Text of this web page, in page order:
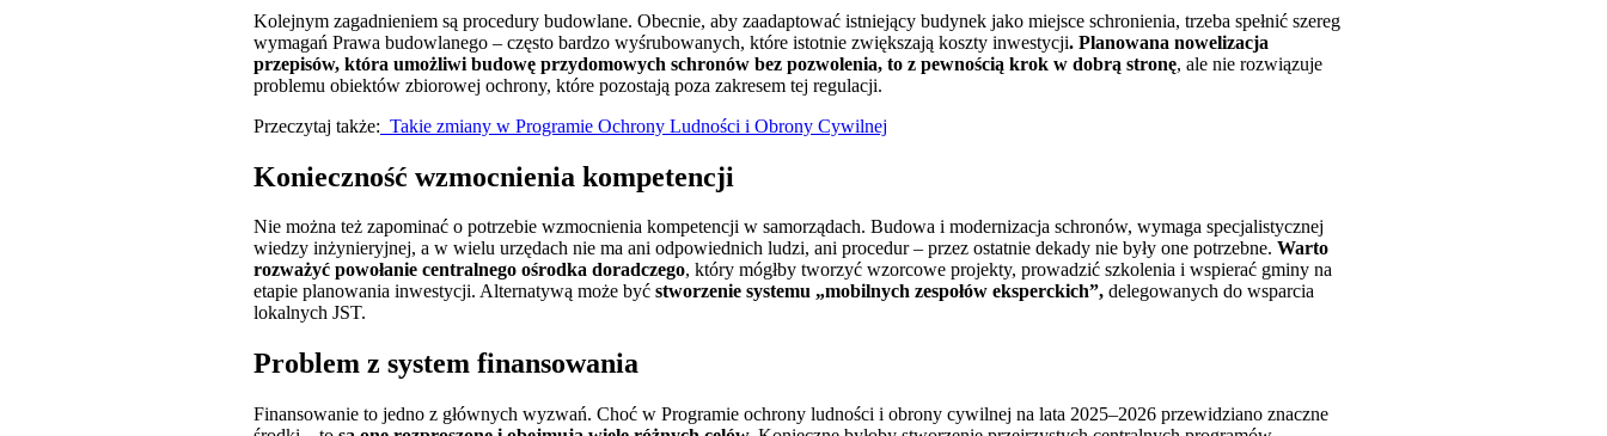
Kolejnym zagadnieniem są procedury budowlane. Obecnie, aby zaadaptować istniejący budynek jako miejsce schronienia, trzeba spełnić szereg
wymagań Prawa budowlanego – często bardzo wyśrubowanych, które istotnie zwiększają koszty inwestycji. Planowana nowelizacja
przepisów, która umożliwi budowę przydomowych schronów bez pozwolenia, to z pewnością krok w dobrą stronę, ale nie rozwiązuje
problemu obiektów zbiorowej ochrony, które pozostają poza zakresem tej regulacji.
Przeczytaj także: Takie zmiany w Programie Ochrony Ludności i Obrony Cywilnej
Konieczność wzmocnienia kompetencji
Nie można też zapominać o potrzebie wzmocnienia kompetencji w samorządach. Budowa i modernizacja schronów, wymaga specjalistycznej
wiedzy inżynieryjnej, a w wielu urzędach nie ma ani odpowiednich ludzi, ani procedur – przez ostatnie dekady nie były one potrzebne. Warto
rozważyć powołanie centralnego ośrodka doradczego, który mógłby tworzyć wzorcowe projekty, prowadzić szkolenia i wspierać gminy na
etapie planowania inwestycji. Alternatywą może być stworzenie systemu „mobilnych zespołów eksperckich”, delegowanych do wsparcia
lokalnych JST.
Problem z system finansowania
Finansowanie to jedno z głównych wyzwań. Choć w Programie ochrony ludności i obrony cywilnej na lata 2025–2026 przewidziano znaczne